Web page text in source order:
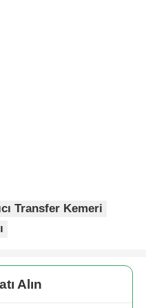
Transfer Kemeri
Alın